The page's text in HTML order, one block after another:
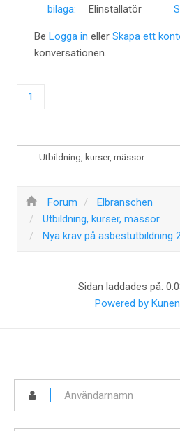
Elinstallatör
Be Logga in eller Skapa ett
konversationen.
1
Forum
Elbranschen
Utbildning, kurser, mässor
Nya krav på asbestutbildning
Sidan laddades på:
Powered by